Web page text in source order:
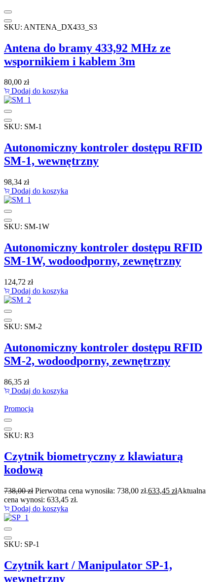
SKU: ANTENA_DX433_S3
Antena do bramy 433,92 MHz ze
wspornikiem i kablem 3m
80,00 zł
Dodaj do koszyka
SKU: SM-1
Autonomiczny kontroler dostępu RFID
SM-1, wewnętrzny
98,34 zł
Dodaj do koszyka
SKU: SM-1W
Autonomiczny kontroler dostępu RFID
SM-1W, wodoodporny, zewnętrzny
124,72 zł
Dodaj do koszyka
SKU: SM-2
Autonomiczny kontroler dostępu RFID
SM-2, wodoodporny, zewnętrzny
86,35 zł
Dodaj do koszyka
Promocja
SKU: R3
Czytnik biometryczny z klawiaturą
kodową
738,00zł Pierwotna cena wynosiła: 738,00 zł.633,45 złAktualna
cena wynosi: 633,45 zł.
Dodaj do koszyka
SKU: SP-1
Czytnik kart / Manipulator SP-1,
wewnętrzny